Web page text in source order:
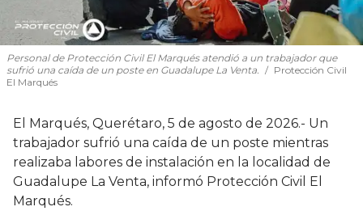
Personal de Protección Civil El Marqués atendió a un trabajador que
sufrió una caída de un poste en Guadalupe La Venta.
Protección Civil
El Marqués
El Marqués, Querétaro, 5 de agosto de 2026.- Un
trabajador sufrió una caída de un poste mientras
realizaba labores de instalación en la localidad de
Guadalupe La Venta, informó Protección Civil El
Marqués.